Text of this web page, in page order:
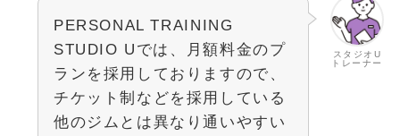
スタジオU
トレーナー
PERSONAL TRAINING
STUDIO Uでは、月額料金のプ
ランを採用しておりますので、
チケット制などを採用している
他のジムとは異なり通いやすい